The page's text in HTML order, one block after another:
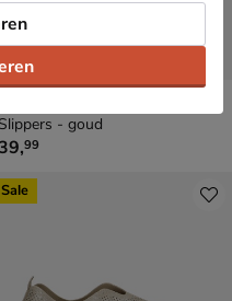
Slippers - goud
€ 39,99
39,99
Sale